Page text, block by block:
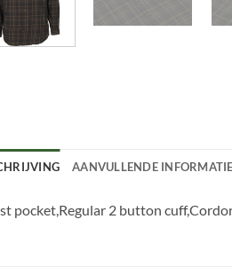
AANVULLENDE INFORMATIE
pocket,Regular 2 button